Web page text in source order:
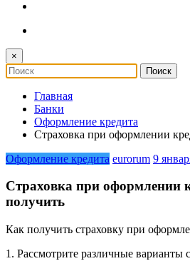
×
Главная
Банки
Оформление кредита
Страховка при оформлении
Оформление кредита eurorum 9
Страховка при оформлении
получить
Как получить страховку при
1. Рассмотрите различные варианты